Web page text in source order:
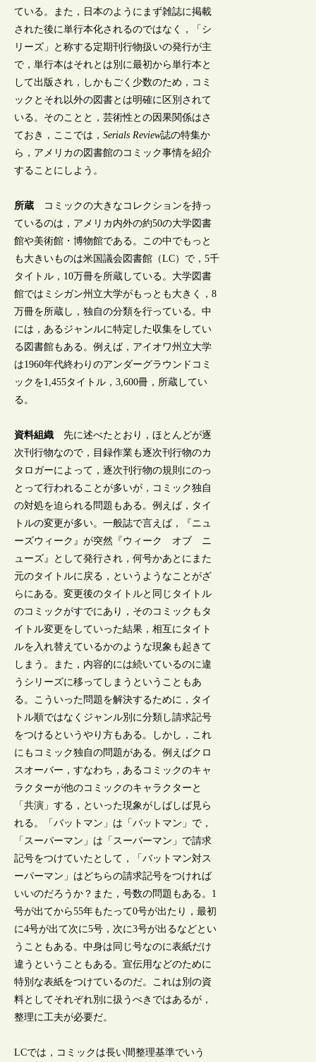
ている。また，日本のようにまず雑誌に掲載
された後に単行本化されるのではなく，「シ
リーズ」と称する定期刊行物扱いの発行が主
で，単行本はそれとは別に最初から単行本と
して出版され，しかもごく少数のため，コミ
ックとそれ以外の図書とは明確に区別されて
いる。そのことと，芸術性との因果関係はさ
ておき，ここでは，Serials Review誌の特集か
ら，アメリカの図書館のコミック事情を紹介
することにしよう。
所蔵 コミックの大きなコレクションを持っ
ているのは，アメリカ内外の約50の大学図書
館や美術館・博物館である。この中でもっと
も大きいものは米国議会図書館（LC）で，5千
タイトル，10万冊を所蔵している。大学図書
館ではミシガン州立大学がもっとも大きく，8
万冊を所蔵し，独自の分類を行っている。中
には，あるジャンルに特定した収集をしてい
る図書館もある。例えば，アイオワ州立大学
は1960年代終わりのアンダーグラウンドコミ
ックを1,455タイトル，3,600冊，所蔵してい
る。
資料組織 先に述べたとおり，ほとんどが逐
次刊行物なので，目録作業も逐次刊行物のカ
タロガーによって，逐次刊行物の規則にのっ
とって行われることが多いが，コミック独自
の対処を迫られる問題もある。例えば，タイ
トルの変更が多い。一般誌で言えば，『ニュ
ーズウィーク』が突然『ウィーク オブ ニ
ューズ』として発行され，何号かあとにまた
元のタイトルに戻る，というようなことがざ
らにある。変更後のタイトルと同じタイトル
のコミックがすでにあり，そのコミックもタ
イトル変更をしていった結果，相互にタイト
ルを入れ替えているかのような現象も起きて
しまう。また，内容的には続いているのに違
うシリーズに移ってしまうということもあ
る。こういった問題を解決するために，タイ
トル順ではなくジャンル別に分類し請求記号
をつけるというやり方もある。しかし，これ
にもコミック独自の問題がある。例えばクロ
スオーバー，すなわち，あるコミックのキャ
ラクターが他のコミックのキャラクターと
「共演」する，といった現象がしばしば見ら
れる。「バットマン」は「バットマン」で，
「スーパーマン」は「スーパーマン」で請求
記号をつけていたとして，「バットマン対ス
ーパーマン」はどちらの請求記号をつければ
いいのだろうか？また，号数の問題もある。1
号が出てから55年もたって0号が出たり，最初
に4号が出て次に5号，次に3号が出るなどとい
うこともある。中身は同じ号なのに表紙だけ
違うということもある。宣伝用などのために
特別な表紙をつけているのだ。これは別の資
料としてそれぞれ別に扱うべきではあるが，
整理に工夫が必要だ。
LCでは，コミックは長い間整理基準でいう